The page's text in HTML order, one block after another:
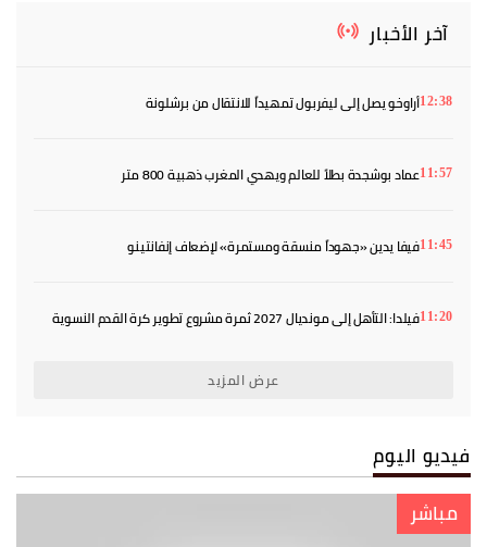
آخر الأخبار
12:38أراوخو يصل إلى ليفربول تمهيداً للانتقال من برشلونة
11:57عماد بوشجدة بطلاً للعالم ويهدي المغرب ذهبية 800 متر
11:45فيفا يدين «جهوداً منسقة ومستمرة» لإضعاف إنفانتينو
11:20فيلدا: التأهل إلى مونديال 2027 ثمرة مشروع تطوير كرة القدم النسوية
عرض المزيد
فيديو اليوم
مباشر